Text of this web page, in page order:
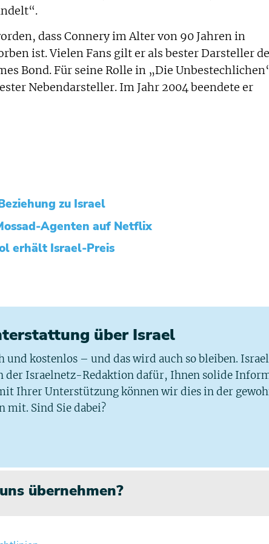
dass Connery im Alter von 90 Jahren in
ist. Vielen Fans gilt er als bester Darsteller
Bond. Für seine Rolle in „Die
Nebendarsteller. Im Jahr 2004 beendete er
zu Israel
Agenten auf Netflix
erhält Israel-Preis
über Israel
kostenlos – und das wird auch so bleiben.
der Israelnetz-Redaktion dafür, Ihnen solide
Ihrer Unterstützung können wir dies in der
mit. Sind Sie dabei?
übernehmen?